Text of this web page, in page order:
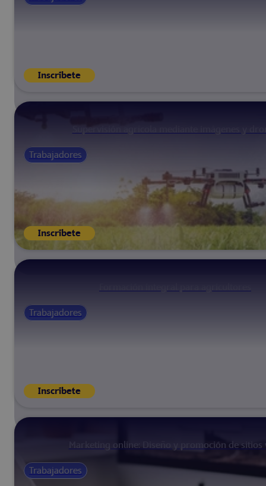
Inscríbete
Supervisión agrícola mediante imágenes y
Trabajadores
Inscríbete
Trabajadores
Inscríbete
Marketing online: Diseño y promoción de sitios
Trabajadores